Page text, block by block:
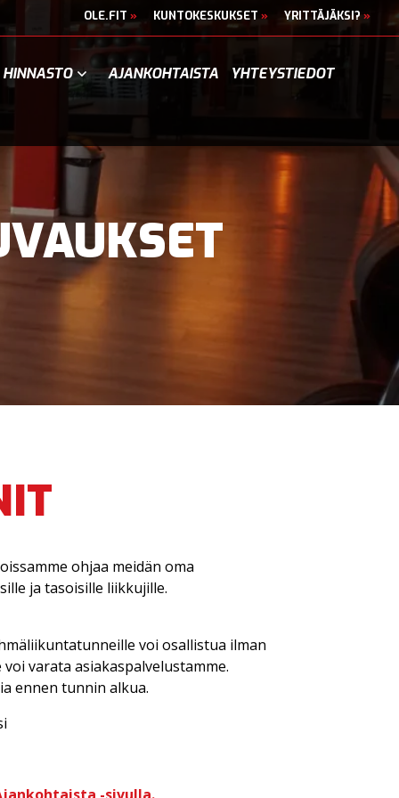
OLE.FIT » KUNTOKESKUKSET » YRITTÄJÄKSI?»
HINNASTO AJANKOHTAISTA YHTEYSTIEDOT
ohjaa meidän oma
ja tasoisille liikkujille.
voi osallistua ilman
varata asiakaspalvelustamme.
ennen tunnin alkua.